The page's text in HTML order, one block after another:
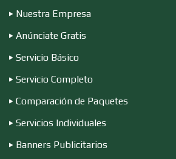
Compresores de aire
Computadoras
Conferencias Empresariales
Nuestra Empresa
Anúnciate Gratis
Servicio Básico
Servicio Completo
Comparación de Paquetes
Servicios Individuales
Banners Publicitarios